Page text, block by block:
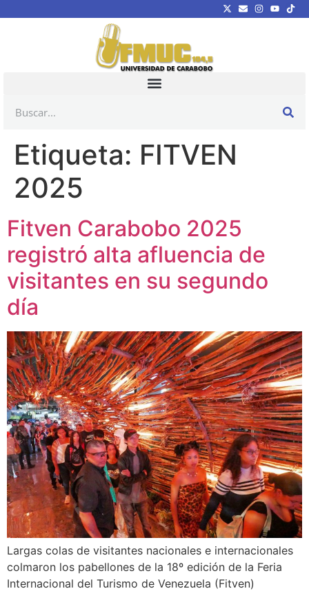
Etiqueta: FITVEN
2025
Fitven Carabobo 2025
registró alta afluencia de
visitantes en su segundo
día
Largas colas de visitantes nacionales e internacionales
colmaron los pabellones de la 18º edición de la Feria
Internacional del Turismo de Venezuela (Fitven)